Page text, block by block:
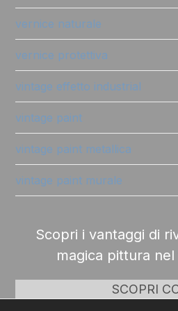
vernice naturale
vernice protettiva
vintage effetto industrial
vintage paint
vintage paint metallica
vintage paint murale
Scopri i vantaggi di
magica pittura
SCOPRI